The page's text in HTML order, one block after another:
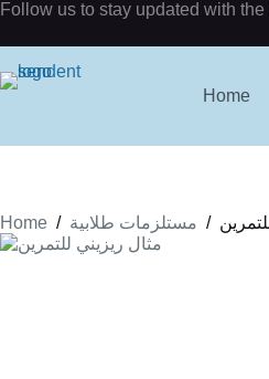
Skip
content
Follow us to stay updated with
Home
Home / مستلزمات طلابية /